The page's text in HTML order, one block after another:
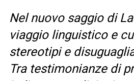
Nel nuovo saggio di
viaggio linguistico e
stereotipi e
Tra testimonianze di